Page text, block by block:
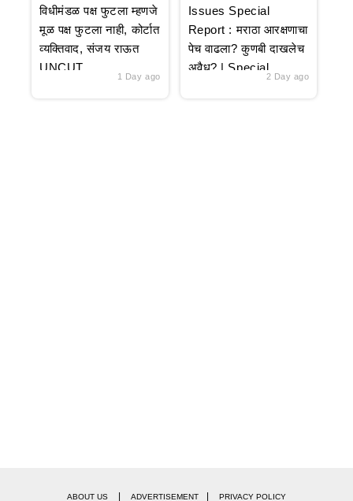
विधीमंडळ पक्ष फुटला म्हणजे
मूळ पक्ष फुटला नाही, कोर्टात
व्यक्तिवाद, संजय राऊत
UNCUT
1 Day ago
Issues Special
Report : मराठा आरक्षणाचा
पेच वाढला? कुणबी दाखलेच
अवैध? | Special
2 Day ago
ABOUT US ADVERTISEMENT PRIVACY POLICY